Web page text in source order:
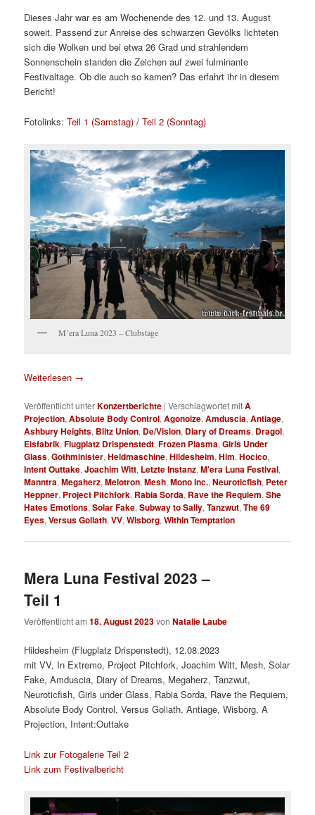
Dieses Jahr war es am Wochenende des 12. und 13. August
soweit. Passend zur Anreise des schwarzen Gevölks lichteten
sich die Wolken und bei etwa 26 Grad und strahlendem
Sonnenschein standen die Zeichen auf zwei fulminante
Festivaltage. Ob die auch so kamen? Das erfahrt ihr in diesem
Bericht!
Fotolinks:Teil 1 (Samstag) /Teil 2 (Sonntag)
M’era Luna 2023 – Clubstage
Weiterlesen →
Veröffentlicht unterKonzertberichte |Verschlagwortet mitA
Projection,Absolute Body Control,Agonoize,Amduscia,Antiage,
Ashbury Heights, Blitz Union, De/Vision, Diary of Dreams, Dragol,
Eisfabrik,Flugplatz Drispenstedt,Frozen Plasma,Girls Under
Glass,Gothminister,Heldmaschine,Hildesheim,Him,Hocico,
Intent Outtake,Joachim Witt, Letzte Instanz,M'era Luna Festival,
Manntra,Megaherz,Melotron,Mesh,Mono Inc.,Neuroticfish, Peter
Heppner, Project Pitchfork, Rabia Sorda, Rave the Requiem,She
Hates Emotions,Solar Fake,Subway to Sally,Tanzwut,The 69
Eyes,Versus Goliath,VV,Wisborg,Within Temptation
Mera Luna Festival 2023 –
Teil 1
Veröffentlicht am18. August 2023vonNatalie Laube
Hildesheim (Flugplatz Drispenstedt), 12.08.2023
mit VV, In Extremo, Project Pitchfork, Joachim Witt, Mesh, Solar
Fake, Amduscia, Diary of Dreams, Megaherz, Tanzwut,
Neuroticfish, Girls under Glass, Rabia Sorda, Rave the Requiem,
Absolute Body Control, Versus Goliath, Antiage, Wisborg, A
Projection, Intent:Outtake
Link zur Fotogalerie Teil 2
Link zum Festivalbericht